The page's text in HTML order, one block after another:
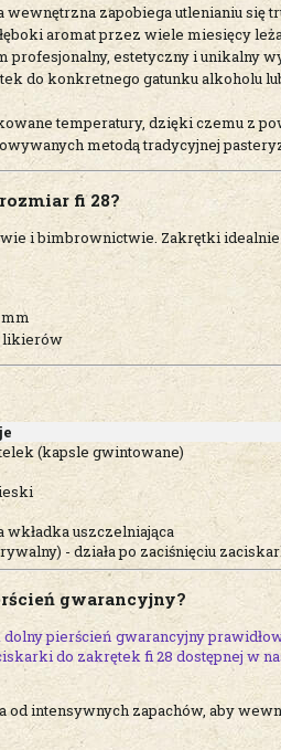
wewnętrzna zapobiega utlenianiu się
aromat przez wiele miesięcy
profesjonalny, estetyczny i unikalny
do konkretnego gatunku alkoholu
temperatury, dzięki czemu z
metodą tradycyjnej
fi 28?
i bimbrownictwie. Zakrętki idealnie
likierów
(kapsle gwintowane)
uszczelniająca
- działa po zaciśnięciu
gwarancyjny?
pierścień gwarancyjny
do zakrętek fi 28 dostępnej w
intensywnych zapachów, aby